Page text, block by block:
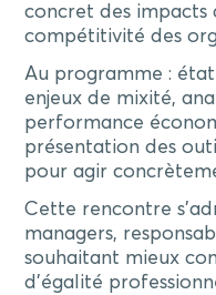
concret des impacts
compétitivité des
Au programme :
enjeux de mixité,
performance
présentation des
pour agir
Cette rencontre
managers,
souhaitant mieux
d’égalité